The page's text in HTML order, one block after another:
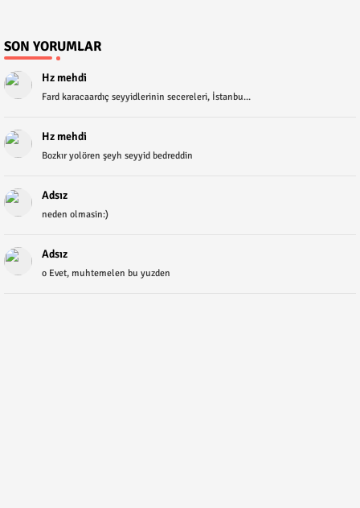
SON YORUMLAR
Hz mehdi
Fard karacaardıç seyyidlerinin secereleri, İstanbu...
Hz mehdi
Bozkır yolören şeyh seyyid bedreddin
Adsız
neden olmasin:)
Adsız
o Evet, muhtemelen bu yuzden